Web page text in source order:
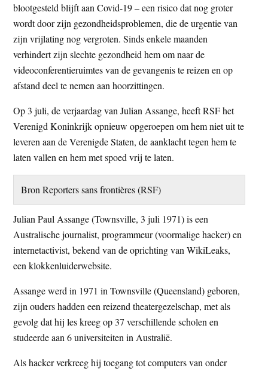
blootgesteld blijft aan Covid-19 – een risico dat nog groter
wordt door zijn gezondheidsproblemen, die de urgentie van
zijn vrijlating nog vergroten. Sinds enkele maanden
verhindert zijn slechte gezondheid hem om naar de
videoconferentieruimtes van de gevangenis te reizen en op
afstand deel te nemen aan hoorzittingen.
Op 3 juli, de verjaardag van Julian Assange, heeft RSF het
Verenigd Koninkrijk opnieuw opgeroepen om hem niet uit te
leveren aan de Verenigde Staten, de aanklacht tegen hem te
laten vallen en hem met spoed vrij te laten.
Bron Reporters sans frontières (RSF)
Julian Paul Assange (Townsville, 3 juli 1971) is een
Australische journalist, programmeur (voormalige hacker) en
internetactivist, bekend van de oprichting van WikiLeaks,
een klokkenluiderwebsite.
Assange werd in 1971 in Townsville (Queensland) geboren,
zijn ouders hadden een reizend theatergezelschap, met als
gevolg dat hij les kreeg op 37 verschillende scholen en
studeerde aan 6 universiteiten in Australië.
Als hacker verkreeg hij toegang tot computers van onder